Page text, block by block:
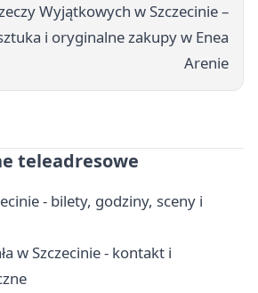
Wyjątkowych w Szczecinie –
i oryginalne zakupy w Enea
Arenie
teleadresowe
- bilety, godziny, sceny i
w Szczecinie - kontakt i